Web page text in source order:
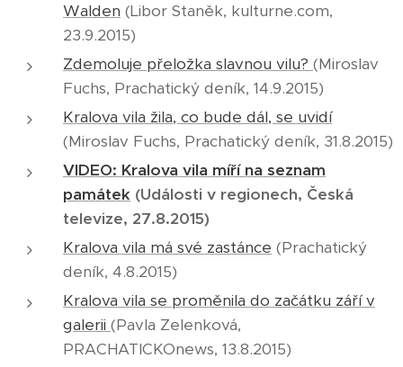
Walden (Libor Staněk, kulturne.com,
23.9.2015)
Zdemoluje přeložka slavnou vilu? (Miroslav
Fuchs, Prachatický deník, 14.9.2015)
Kralova vila žila, co bude dál, se uvidí
(Miroslav Fuchs, Prachatický deník, 31.8.2015)
VIDEO: Kralova vila míří na seznam
památek (Události v regionech, Česká
televize, 27.8.2015)
Kralova vila má své zastánce (Prachatický
deník, 4.8.2015)
Kralova vila se proměnila do začátku září v
galerii (Pavla Zelenková,
PRACHATICKOnews, 13.8.2015)